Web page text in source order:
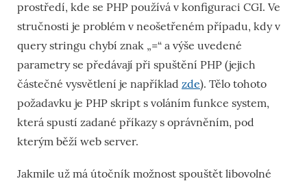
prostředí, kde se PHP používá v konfiguraci CGI. Ve
stručnosti je problém v neošetřeném případu, kdy v
query stringu chybí znak „=“ a výše uvedené
parametry se předávají při spuštění PHP (jejich
částečné vysvětlení je například zde). Tělo tohoto
požadavku je PHP skript s voláním funkce system,
která spustí zadané příkazy s oprávněním, pod
kterým běží web server.
Jakmile už má útočník možnost spouštět libovolné